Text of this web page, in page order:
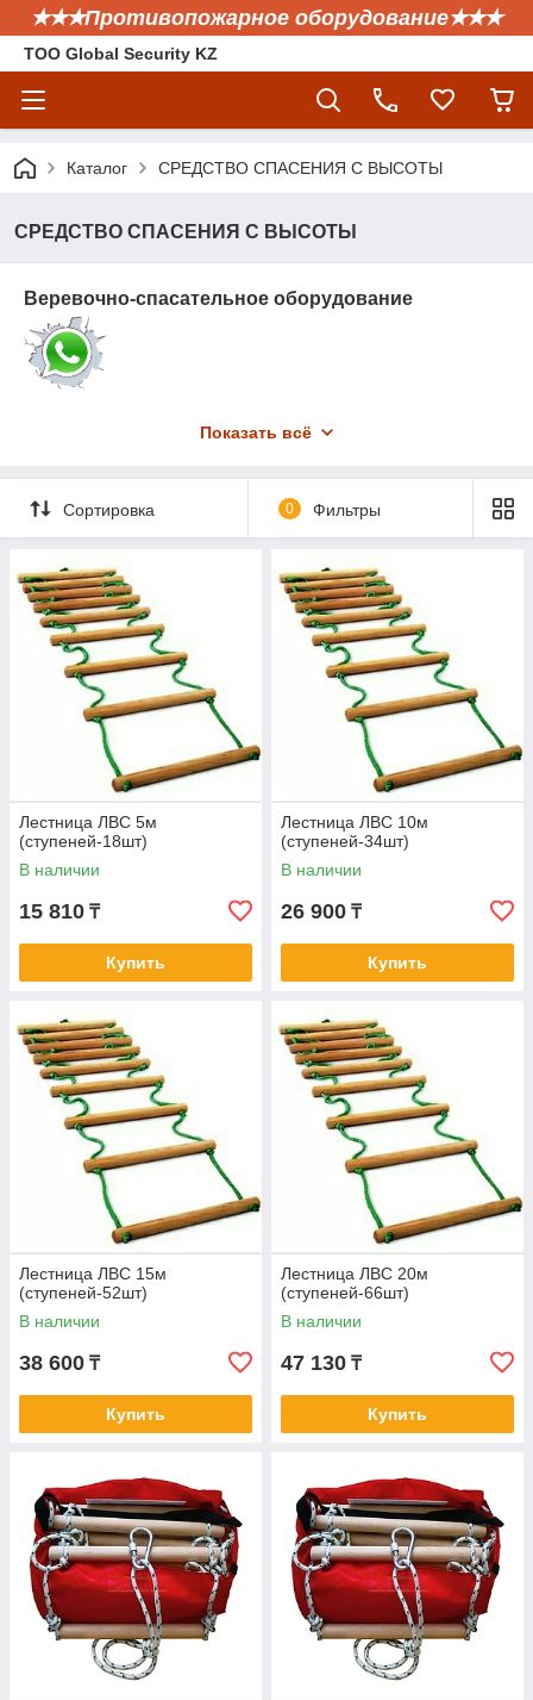
✭✭✭Противопожарное оборудование✭✭✭
ТОО Global Security KZ
Каталог СРЕДСТВО СПАСЕНИЯ С ВЫСОТЫ
СРЕДСТВО СПАСЕНИЯ С ВЫСОТЫ
Веревочно-спасательное оборудование
Показать всё
Сортировка 0 Фильтры
Лестница ЛВС 5м
(ступеней-18шт)
В наличии
15 810 ₸
Купить
Лестница ЛВС 10м
(ступеней-34шт)
В наличии
26 900 ₸
Купить
Лестница ЛВС 15м
(ступеней-52шт)
В наличии
38 600 ₸
Купить
Лестница ЛВС 20м
(ступеней-66шт)
В наличии
47 130 ₸
Купить